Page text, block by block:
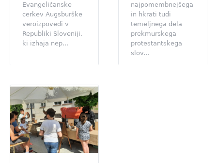
Evangeličanske
cerkev Augsburške
veroizpovedi v
Republiki Sloveniji,
ki izhaja nep...
najpomembnejšega
in hkrati tudi
temeljnega dela
prekmurskega
protestantskega
slov...